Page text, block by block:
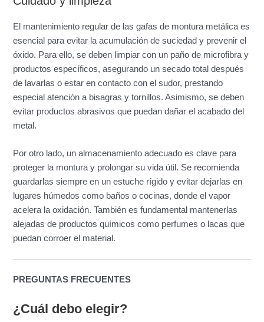
El mantenimiento regular de las gafas de montura metálica es
esencial para evitar la acumulación de suciedad y prevenir el
óxido. Para ello, se deben limpiar con un paño de microfibra y
productos específicos, asegurando un secado total después
de lavarlas o estar en contacto con el sudor, prestando
especial atención a bisagras y tornillos. Asimismo, se deben
evitar productos abrasivos que puedan dañar el acabado del
metal.
Por otro lado, un almacenamiento adecuado es clave para
proteger la montura y prolongar su vida útil. Se recomienda
guardarlas siempre en un estuche rígido y evitar dejarlas en
lugares húmedos como baños o cocinas, donde el vapor
acelera la oxidación. También es fundamental mantenerlas
alejadas de productos químicos como perfumes o lacas que
puedan corroer el material.
PREGUNTAS FRECUENTES
¿Cuál debo elegir?